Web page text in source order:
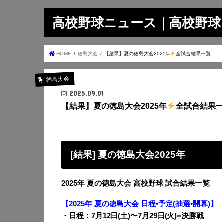
高校野球ニュース｜高校野
HOME 徳島大会 【結果】夏の徳島大会2025年 全試合結果一覧
徳島大会
2025.09.01
【結果】夏の徳島大会2025年 全試合結果
[結果] 夏の徳島大会2025年
2025年 夏の徳島大会 高校野球 試合結果一覧
【2025年 夏の徳島大会 日程•予定(抽選•開幕)】
・日程：7月12日(土)〜7月29日(火)=決勝戦